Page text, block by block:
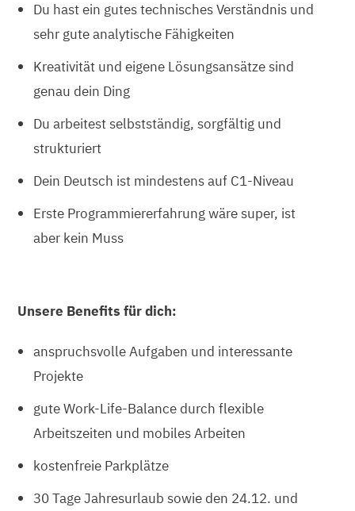
Du hast ein gutes technisches Verständnis und
sehr gute analytische Fähigkeiten
Kreativität und eigene Lösungsansätze sind
genau dein Ding
Du arbeitest selbstständig, sorgfältig und
strukturiert
Dein Deutsch ist mindestens auf C1-Niveau
Erste Programmiererfahrung wäre super, ist
aber kein Muss
Unsere Benefits für dich:
anspruchsvolle Aufgaben und interessante
Projekte
gute Work-Life-Balance durch flexible
Arbeitszeiten und mobiles Arbeiten
kostenfreie Parkplätze
30 Tage Jahresurlaub sowie den 24.12. und